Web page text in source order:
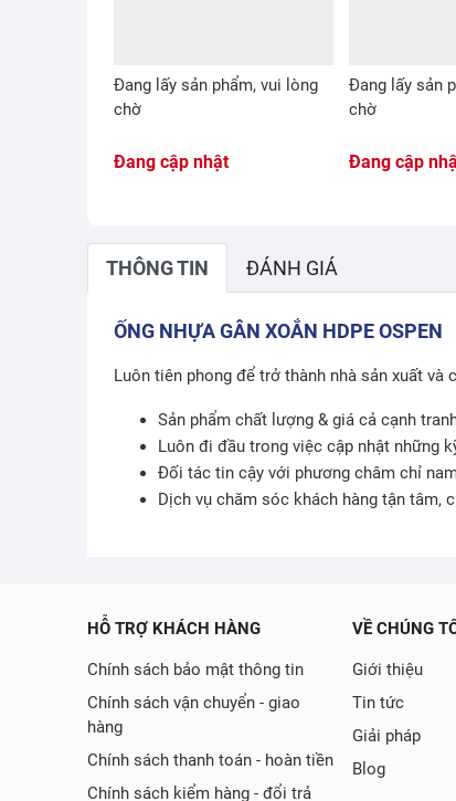
Đang lấy sản phẩm, vui lòng
chờ
Đang cập nhật
Đang lấy sản
chờ
Đang cập
THÔNG TIN ĐÁNH GIÁ
ỐNG NHỰA GÂN XOẮN HDPE OSPEN
Luôn tiên phong để trở thành nhà sản xuất
Sản phẩm chất lượng & giá cả cạnh
Luôn đi đầu trong việc cập nhật những
Đối tác tin cậy với phương châm chỉ
Dịch vụ chăm sóc khách hàng tận tâm,
HỖ TRỢ KHÁCH HÀNG
Chính sách bảo mật thông tin
Chính sách vận chuyển - giao
hàng
Chính sách thanh toán - hoàn tiền
Chính sách kiểm hàng - đổi trả
VỀ CHÚNG
Giới thiệu
Tin tức
Giải pháp
Blog